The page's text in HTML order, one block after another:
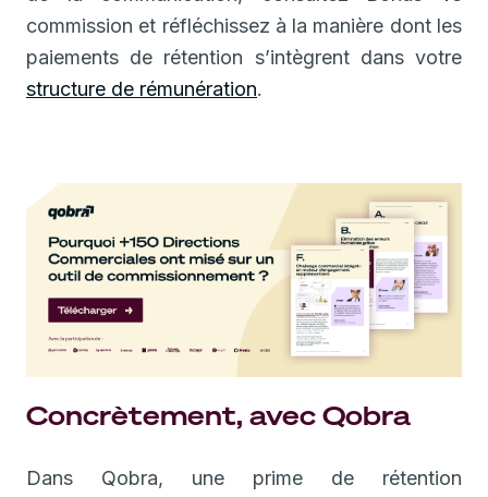
commission et réfléchissez à la manière dont les
paiements de rétention s’intègrent dans votre
structure de rémunération.
Concrètement, avec Qobra
Dans Qobra, une prime de rétention